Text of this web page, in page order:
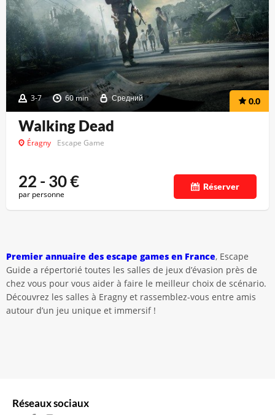
3-7 60 min Средний 0.0
Walking Dead
Éragny Escape Game
22 - 30€
par personne
Réserver
Premier annuaire des escape games en France, Escape
Guide a répertorié toutes les salles de jeux d’évasion près de
chez vous pour vous aider à faire le meilleur choix de scénario.
Découvrez les salles à Eragny et rassemblez-vous entre amis
autour d’un jeu unique et immersif !
Réseaux sociaux